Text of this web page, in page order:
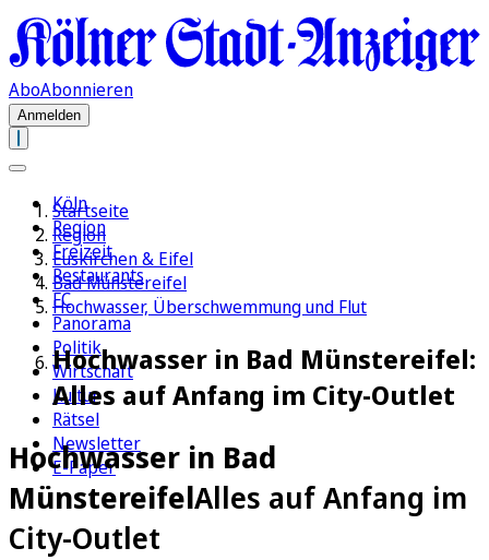
AboAbonnieren
Anmelden
Köln
Region
Freizeit
Restaurants
FC
Panorama
Politik
Wirtschaft
Kultur
Rätsel
Newsletter
E-Paper
Startseite
Region
Euskirchen & Eifel
Bad Münstereifel
Hochwasser, Überschwemmung und Flut
Hochwasser in Bad Münstereifel:
Alles auf Anfang im City-Outlet
Hochwasser in Bad
MünstereifelAlles auf Anfang im
City-Outlet